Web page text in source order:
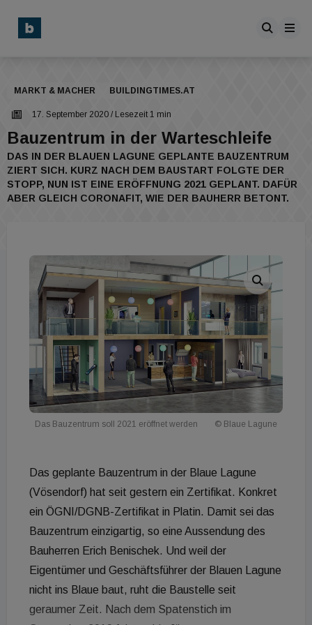
MARKT & MACHER BUILDINGTIMES.AT
17. September 2020 / Lesezeit 1 min
Bauzentrum in der Warteschleife
DAS IN DER BLAUEN LAGUNE GEPLANTE BAUZENTRUM
ZIERT SICH. KURZ NACH DEM BAUSTART FOLGTE DER
STOPP, NUN IST EINE ERÖFFNUNG 2021 GEPLANT. DAFÜR
ABER GLEICH CORONAFIT, WIE DER BAUHERR BETONT.
Das Bauzentrum soll 2021 eröffnet werden © Blaue Lagune
Das geplante Bauzentrum in der Blaue Lagune
(Vösendorf) hat seit gestern ein Zertifikat. Konkret
ein ÖGNI/DGNB-Zertifikat in Platin. Damit sei das
Bauzentrum einzigartig, so eine Aussendung des
Bauherren Erich Benischek. Und weil der
Eigentümer und Geschäftsführer der Blauen Lagune
nicht ins Blaue baut, ruht die Baustelle seit
geraumer Zeit. Nach dem Spatenstich im